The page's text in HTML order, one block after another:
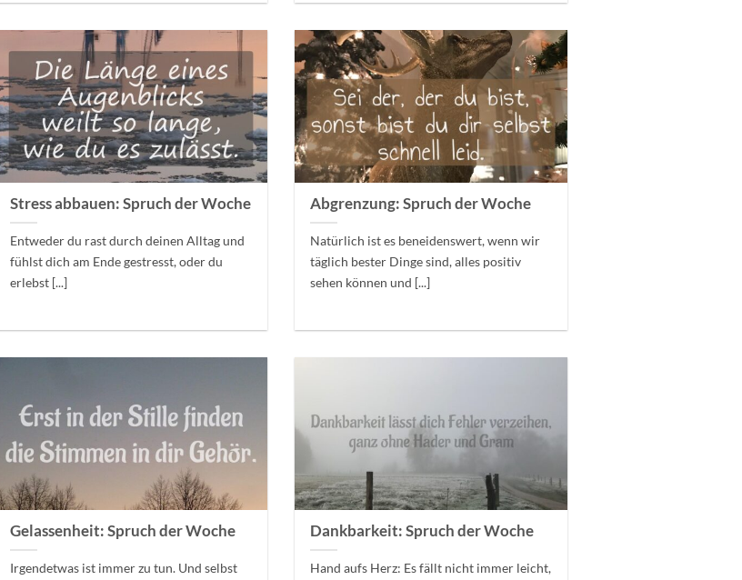
Stress abbauen: Spruch der Woche
Entweder du rast durch deinen Alltag und
fühlst dich am Ende gestresst, oder du
erlebst [...]
Abgrenzung: Spruch der Woche
Natürlich ist es beneidenswert, wenn wir
täglich bester Dinge sind, alles positiv
sehen können und [...]
Gelassenheit: Spruch der Woche
Irgendetwas ist immer zu tun. Und selbst
Dankbarkeit: Spruch der Woche
Hand aufs Herz: Es fällt nicht immer leicht,